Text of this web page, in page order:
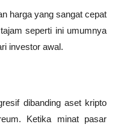
harga yang sangat cepat
seperti ini umumnya
investor awal.
dibanding aset kripto
Ketika minat pasar